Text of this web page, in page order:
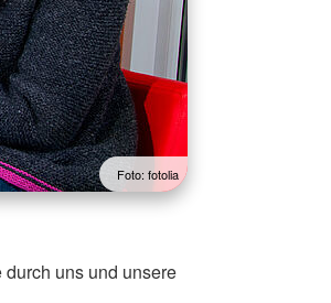
Foto: fotolia
uns und unsere